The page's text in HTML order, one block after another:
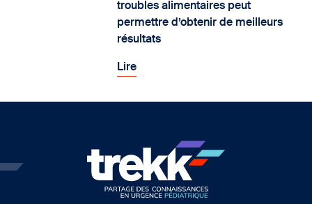
troubles alimentaires peut
permettre d’obtenir de meilleurs
résultats
Lire